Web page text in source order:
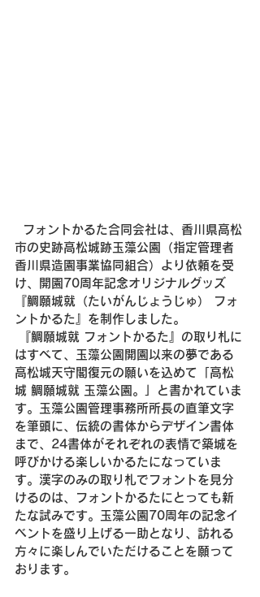
フォントかるた合同会社は、香川県高松
市の史跡高松城跡玉藻公園（指定管理者
香川県造園事業協同組合）より依頼を受
け、開園70周年記念オリジナルグッズ
『鯛願城就（たいがんじょうじゅ） フォ
ントかるた』を制作しました。
はすべて、玉藻公園開園以来の夢である
高松城天守閣復元の願いを込めて「高松
城 鯛願城就 玉藻公園。」と書かれていま
す。玉藻公園管理事務所所長の直筆文字
を筆頭に、伝統の書体からデザイン書体
まで、24書体がそれぞれの表情で築城を
呼びかける楽しいかるたになっていま
す。漢字のみの取り札でフォントを見分
けるのは、フォントかるたにとっても新
たな試みです。玉藻公園70周年の記念イ
ベントを盛り上げる一助となり、訪れる
方々に楽しんでいただけることを願って
おります。